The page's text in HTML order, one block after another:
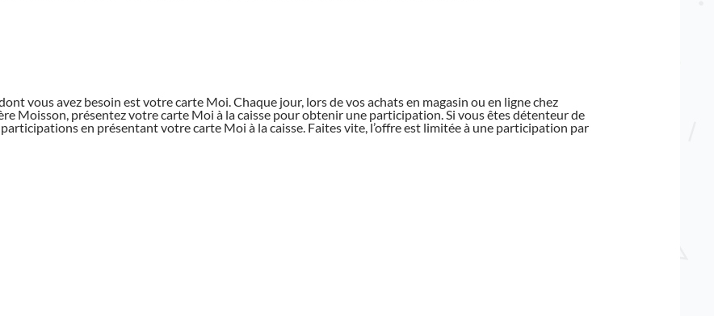
vous avez besoin est votre carte Moi. Chaque jour, lors de vos achats en magasin ou en ligne chez
Moisson, présentez votre carte Moi à la caisse pour obtenir une participation. Si vous êtes détenteur de
en présentant votre carte Moi à la caisse. Faites vite, l’offre est limitée à une participation par